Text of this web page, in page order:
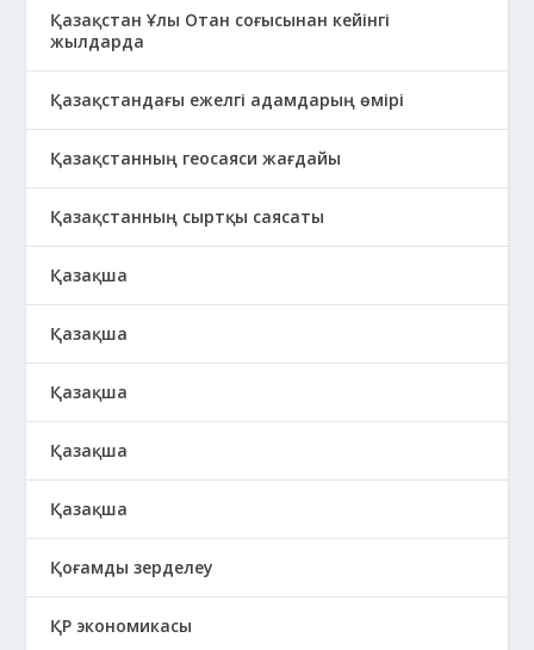
Қазақстан Ұлы Отан соғысынан кейінгі
жылдарда
Қазақстандағы ежелгі адамдарың өмірі
Қазақстанның геосаяси жағдайы
Қазақстанның сыртқы саясаты
Қазақша
Қазақша
Қазақша
Қазақша
Қазақша
Қоғамды зерделеу
ҚР экономикасы